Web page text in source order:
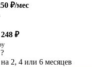
₽/мес
₽
?
2, 4 или 6 месяцев